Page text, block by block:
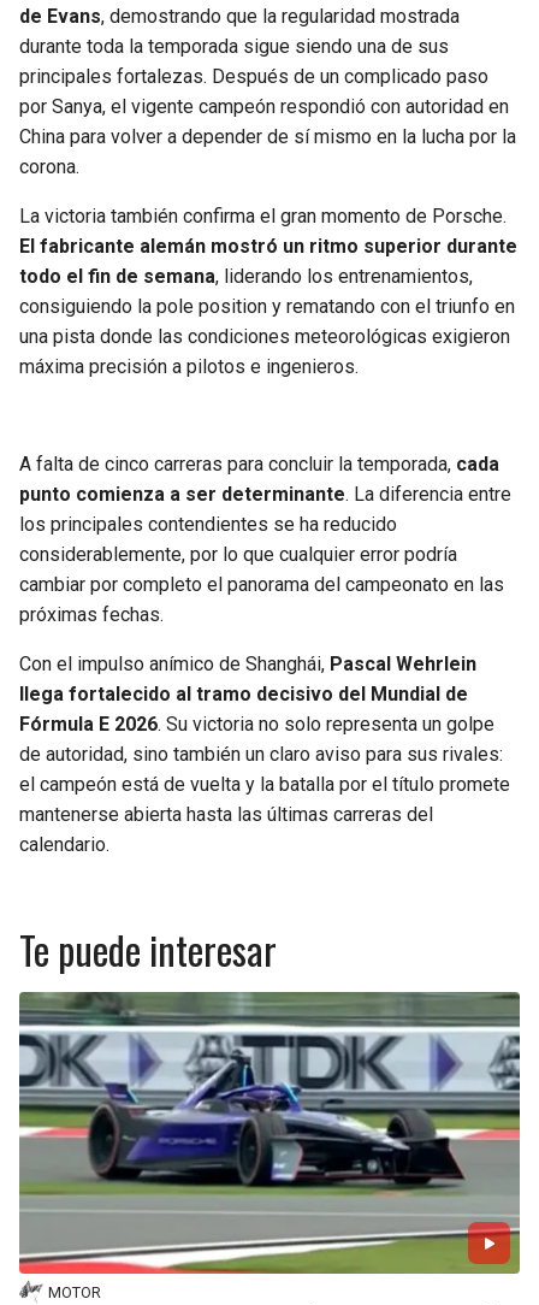
de Evans, demostrando que la regularidad mostrada
durante toda la temporada sigue siendo una de sus
principales fortalezas. Después de un complicado paso
por Sanya, el vigente campeón respondió con autoridad en
China para volver a depender de sí mismo en la lucha por la
corona.
La victoria también confirma el gran momento de Porsche.
El fabricante alemán mostró un ritmo superior durante
todo el fin de semana, liderando los entrenamientos,
consiguiendo la pole position y rematando con el triunfo en
una pista donde las condiciones meteorológicas exigieron
máxima precisión a pilotos e ingenieros.
A falta de cinco carreras para concluir la temporada, cada
punto comienza a ser determinante. La diferencia entre
los principales contendientes se ha reducido
considerablemente, por lo que cualquier error podría
cambiar por completo el panorama del campeonato en las
próximas fechas.
Con el impulso anímico de Shanghái, Pascal Wehrlein
llega fortalecido al tramo decisivo del Mundial de
Fórmula E 2026. Su victoria no solo representa un golpe
de autoridad, sino también un claro aviso para sus rivales:
el campeón está de vuelta y la batalla por el título promete
mantenerse abierta hasta las últimas carreras del
calendario.
Te puede interesar
MOTOR